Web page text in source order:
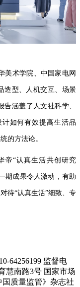
美术学院、中国家电网
造型、人机交互、场景
涵盖了人文社科学、
如何有效提高生活品
的方法论。
帝“认真生活共创研究
期成果令人激动，有助
待“认真生活”细致、专
64256199 监督电
慧南路3号 国家市场
国质量监管》杂志社